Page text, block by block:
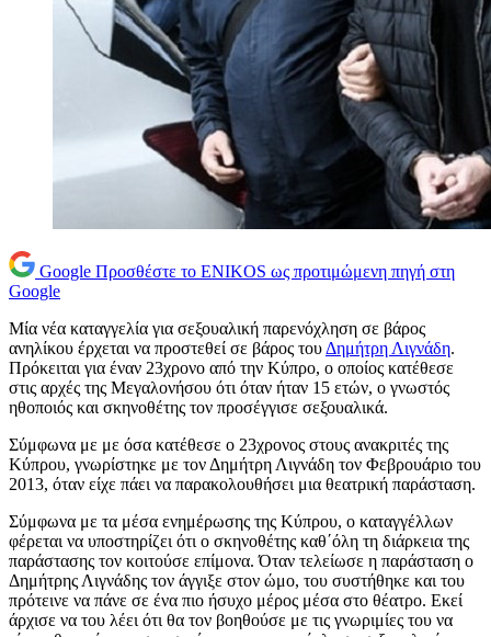
Google Προσθέστε το ENIKOS ως προτιμώμενη πηγή στη
Google
Μία νέα καταγγελία για σεξουαλική παρενόχληση σε βάρος
ανηλίκου έρχεται να προστεθεί σε βάρος του Δημήτρη Λιγνάδη.
Πρόκειται για έναν 23χρονο από την Κύπρο, ο οποίος κατέθεσε
στις αρχές της Μεγαλονήσου ότι όταν ήταν 15 ετών, ο γνωστός
ηθοποιός και σκηνοθέτης τον προσέγγισε σεξουαλικά.
Σύμφωνα με με όσα κατέθεσε ο 23χρονος στους ανακριτές της
Κύπρου, γνωρίστηκε με τον Δημήτρη Λιγνάδη τον Φεβρουάριο του
2013, όταν είχε πάει να παρακολουθήσει μια θεατρική παράσταση.
Σύμφωνα με τα μέσα ενημέρωσης της Κύπρου, ο καταγγέλλων
φέρεται να υποστηρίζει ότι ο σκηνοθέτης καθ΄όλη τη διάρκεια της
παράστασης τον κοιτούσε επίμονα. Όταν τελείωσε η παράσταση ο
Δημήτρης Λιγνάδης τον άγγιξε στον ώμο, του συστήθηκε και του
πρότεινε να πάνε σε ένα πιο ήσυχο μέρος μέσα στο θέατρο. Εκεί
άρχισε να του λέει ότι θα τον βοηθούσε με τις γνωριμίες του να